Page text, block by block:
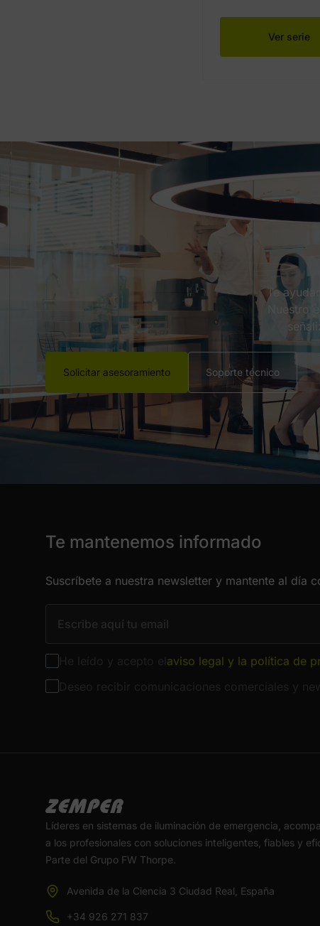
Ver serie
Te
Nuestro
Solicitar asesoramiento Soporte técnico
Te mantenemos informado
Suscríbete a nuestra newsletter y mantente al día
aviso legal y la política de
Líderes en sistemas de iluminación de emergencia,
a los profesionales con soluciones inteligentes, fiables y
Parte del Grupo FW Thorpe.
Avenida de la Ciencia 3 Ciudad Real, España
+34 926 271 837